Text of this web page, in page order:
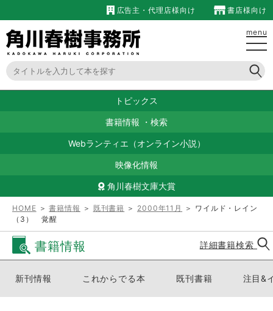
広告主・代理店様向け 書店様向け
menu
トピックス
書籍情報 ・ 検索
Webランティエ（オンライン小説）
映像化情報
角川春樹文庫大賞
HOME ＞書籍情報 ＞ 既刊書籍 ＞ 2000年11月
＞ ワイルド・レイン
（3） 覚醒
書籍情報 詳細書籍検索
新刊情報 これからでる本 既刊書籍 注目&